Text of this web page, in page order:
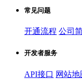
常见问题
开通流程 公司
开发者服务
API接口 网站地